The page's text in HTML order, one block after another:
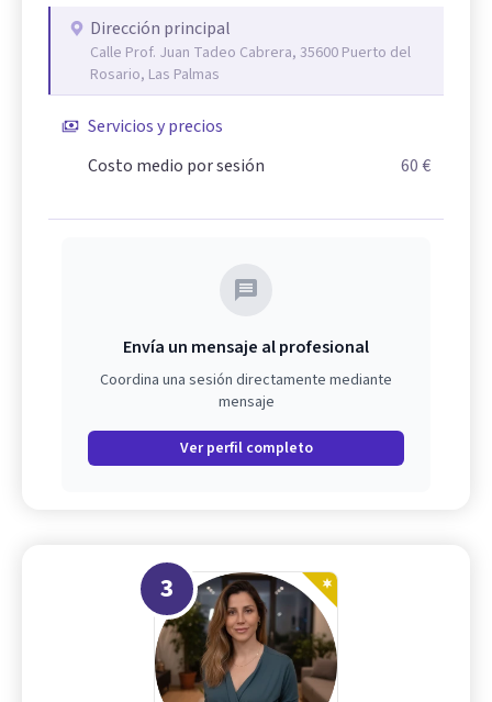
Dirección principal
Calle Prof. Juan Tadeo Cabrera, 35600 Puerto del
Rosario, Las Palmas
Servicios y precios
Costo medio por sesión
60 €
Envía un mensaje al profesional
Coordina una sesión directamente mediante
mensaje
Ver perfil completo
3